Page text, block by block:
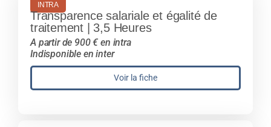
INTRA
Transparence salariale et égalité de
traitement | 3,5 Heures
A partir de 900 € en intra
Indisponible en inter
Voir la fiche